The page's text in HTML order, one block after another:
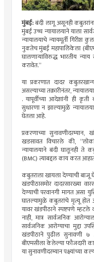
मुंबई:बंदी लागू असूनही
मुंबई उच्च न्यायालयाने याला
न्यायालयाचे न्यायमूर्ती गिरीश
नुकतेच मुंबई महापालिकेला
घालणाऱ्यांविरुद्ध भारतीय
करावेत.”
या प्रकरणात दादर
असल्याच्या तक्रारीनंतर,
. यापूर्वीच्या आदेशांनी ही
सुधारणा न झाल्यामुळे
घेतला आहे.
प्रकरणाच्या सुनावणीदरम्यान,
खडसावत विचारले की,
न्यायालयाने बंदी घालूनही
(BMC) त्याबद्दल काय करत
कबुतराला खायला देण्याची बाजू
खंडपीठासमोर दादरसारख्या
देण्याची परवानगी मागत असा
घातल्यामुळे कबुतरांचे मृत्यू होत
यावर खंडपीठाने स्पष्टपणे म्हटले
नाही, मात्र सार्वजनिक
सार्वजनिक आरोग्याचा मुद्दा
खंडपीठाने पुढील सुनावणी ७
बीएमसीला केलेल्या फौजदारी
या सुनावणीदरम्यान पक्ष्यांच्या